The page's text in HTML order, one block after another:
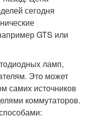
сегодня
GTS или
ламп,
Это может
самих источников
коммутаторов.